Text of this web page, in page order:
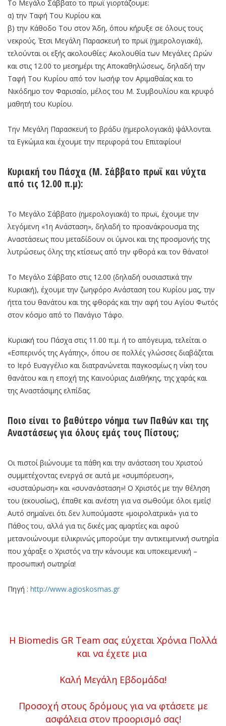
Το Μεγάλο Σάββατο το πρωϊ γιορτάζουμε:
α) την Ταφή Του Κυρίου και
β) την Κάθοδο Του στον Άδη, όπου κήρυξε σε όλους τους
νεκρούς. Έτσι Μεγάλη Παρασκευή το πρωϊ (ημερολογιακά),
τελούνται οι εξής ακολουθίες: Ακολουθία των Μεγάλες Ωρών
και στις 12.00 το μεσημέρι της Αποκαθηλώσεως, δηλαδή την
Ταφή Του Κυρίου από τον Ιωσήφ τον Αριμαθαίας και το
Νικόδημο τον Φαρισαίο, μέλος του Μ. Συμβουλίου και κρυφό
μαθητή του Κυρίου.
Την Μεγάλη Παρασκευή το βράδυ (ημερολογιακά) ψάλλονται
τα Εγκώμια και έχουμε την περιφορά του Επιταφίου!
Κυριακή του Πάσχα (Μ. Σάββατο πρωϊ και νύχτα
από τις 12.00 π.μ):
Το Μεγάλο Σάββατο (ημερολογιακά) το πρωϊ, έχουμε την
λεγόμενη «1η Ανάσταση», δηλαδή το προανάκρουσμα της
Αναστάσεως που μεταδίδουν οι ύμνοι και της προσμονής της
λυτρώσεως όλης της κτίσεως από την φθορά και τον θάνατο!
Το Μεγάλο Σάββατο στις 12.00 (δηλαδή ουσιαστικά την
Κυριακή), έχουμε την ζωηφόρο Ανάσταση του Κυρίου μας, την
ήττα του θανάτου και της φθοράς και την αφή του Αγίου Φωτός
στον κόσμο από το Πανάγιο Τάφο.
Κυριακή του Πάσχα στις 11.00 π.μ. ή το απόγευμα, τελείται ο
«Εσπερινός της Αγάπης», όπου σε πολλές γλώσσες διαβάζεται
το Ιερό Ευαγγέλιο και διατρανώνεται παγκοσμίως η νίκη του
θανάτου και η εποχή της Καινούριας Διαθήκης, της χαράς και
της Αναστάσιμης ελπίδας.
Ποιο είναι το βαθύτερο νόημα των Παθών και της
Αναστάσεως για όλους εμάς τους Πίστους;
Οι πιστοί βιώνουμε τα πάθη και την ανάσταση του Χριστού
συμμετέχοντας ενεργά σε αυτά με «συμπόρευση»,
«συσταύρωση» και «συνανάσταση»! Ο Χριστός με την θέληση
του (εκουσίως), έπαθε και ανέστη για να σωθούμε όλοι εμείς!
Αυτό σημαίνει ότι δεν λυπούμαστε «μοιρολατρικά» για το
Πάθος του, αλλά για τις δικές μας αμαρτίες και αφού
μετανοιώνουμε ειλικρινώς μπορούμε την αντικειμενική σωτηρία
που χάραξε ο Χριστός να την κάνουμε και υποκειμενική –
προσωπική σωτηρία!
Πηγή : http://www.agioskosmas.gr
Η Biomedis GR Team σας εύχεται Χρόνια Πολλά
και να έχετε μια
Καλή Μεγάλη Εβδομάδα!
Προσοχή στους δρόμους για να φτάσετε με
ασφάλεια στον προορισμό σας!